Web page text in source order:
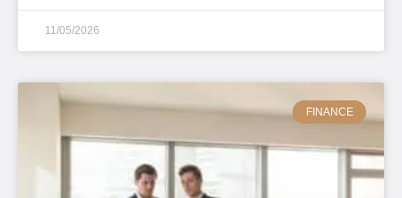
11/05/2026
FINANCE